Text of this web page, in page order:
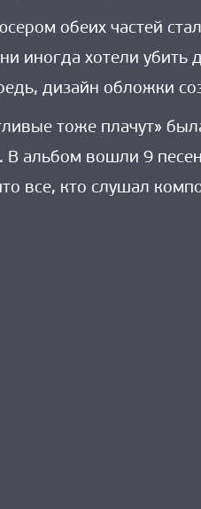
обеих частей
иногда хотели убить
дизайн обложки
тоже плачут»
альбом вошли 9
все, кто слушал